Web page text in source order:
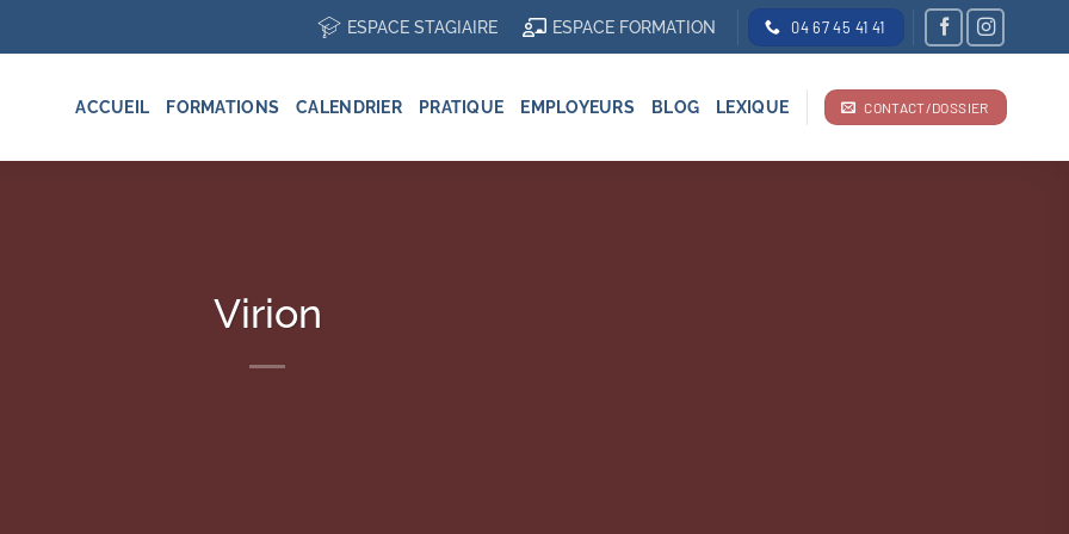
ESPACE STAGIAIRE ESPACE FORMATION 04 67 45 41 41
ACCUEIL FORMATIONS CALENDRIER PRATIQUE EMPLOYEURS BLOG LEXIQUE CONTACT/DOSSIER
Virion